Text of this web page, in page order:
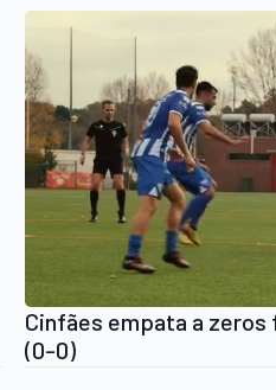
Cinfães empata a
(0-0)